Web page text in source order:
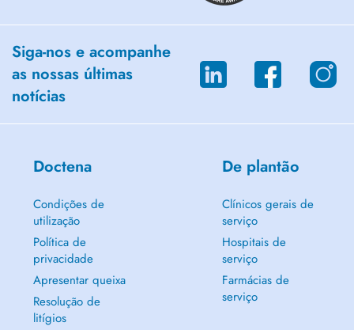
Siga-nos e acompanhe
as nossas últimas
notícias
Doctena
Condições de
utilização
Política de
privacidade
Apresentar queixa
Resolução de
litígios
De plantão
Clínicos gerais de
serviço
Hospitais de
serviço
Farmácias de
serviço